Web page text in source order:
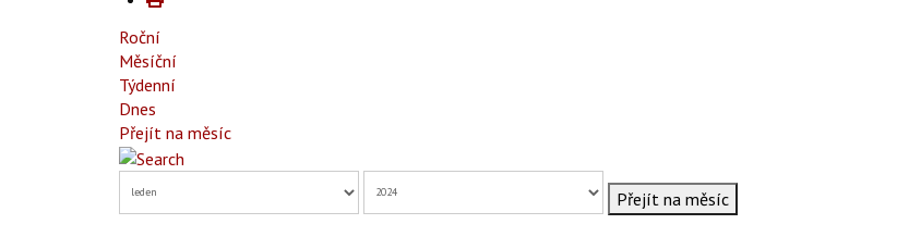
Roční
Měsíční
Týdenní
Dnes
Přejít na měsíc
Přejít na měsíc